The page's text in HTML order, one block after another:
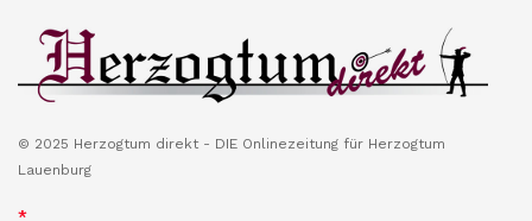
© 2025 Herzogtum direkt - DIE Onlinezeitung für Herzogtum
Lauenburg
*